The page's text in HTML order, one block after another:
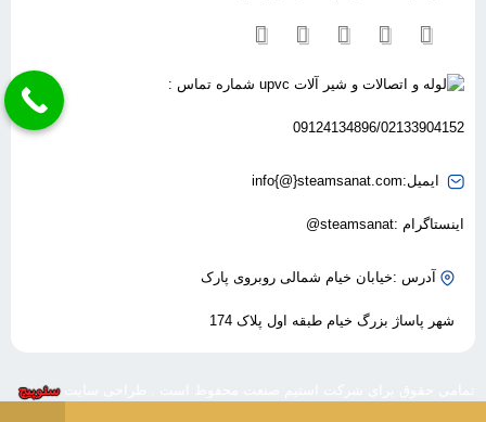
شماره تماس :
09124134896/02133904152
ایمیل:info{@}steamsanat.com
اینستاگرام :steamsanat@
آدرس :خیابان خیام شمالی روبروی پارک
شهر پاساژ بزرگ خیام طبقه اول پلاک 174
تمامی حقوق برای شرکت استیم صنعت محفوظ است . طراحی سایتسئوپیچ